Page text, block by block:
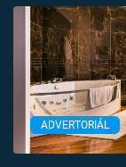
ADVERTORIÁL